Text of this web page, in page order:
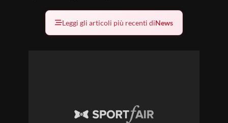
Leggi gli articoli più recenti diNews